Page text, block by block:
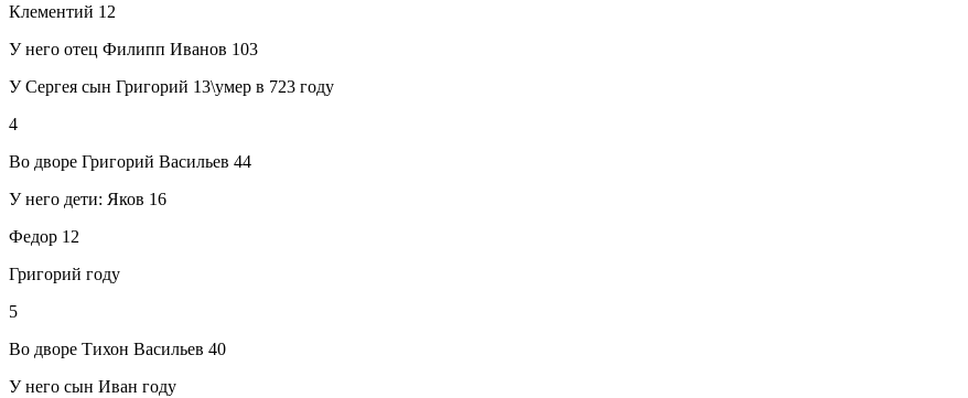
Клементий 12
У него отец Филипп Иванов 103
У Сергея сын Григорий 13\умер в 723 году
4
Во дворе Григорий Васильев 44
У него дети: Яков 16
Федор 12
Григорий году
5
Во дворе Тихон Васильев 40
У него сын Иван году